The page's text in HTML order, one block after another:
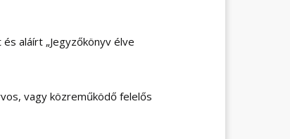
aláírt „Jegyzőkönyv élve
vagy közreműködő felelős